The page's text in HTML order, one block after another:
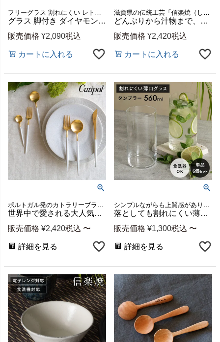
グラス 脚付き ダイヤモンドカット ガラス製 230cc ワイン クリア [98300]【 ワイングラス 脚付きグラス ウォーターグラス ステムグラス コップ ギフト おしゃれ 】
販売価格 ¥2,090税込
カートに入れる
どんぶりから汁物まで、毎日使える 信楽焼 金彩 丼 深型[94933]
販売価格 ¥2,420税込
カートに入れる
世界中で愛される大人気のカトラリーCutipol GOA（クチポール ゴア） ホワイトゴールドシリーズ [94917]
販売価格 ¥2,420税込 〜
詳細を見る
落としても割れにくい薄口強化ガラスのタンブラー 560ml[94882]
販売価格 ¥1,300税込 〜
詳細を見る